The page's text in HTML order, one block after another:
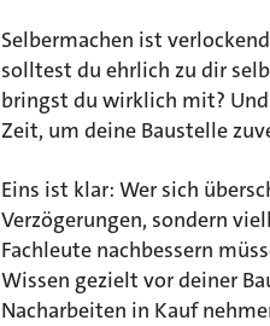
Selbermachen ist
solltest du ehrlich zu dir
bringst du wirklich mit?
Zeit, um deine Baustelle
Eins ist klar: Wer sich
Verzögerungen, sondern
Fachleute nachbessern
Wissen gezielt vor deiner
Nacharbeiten in Kauf